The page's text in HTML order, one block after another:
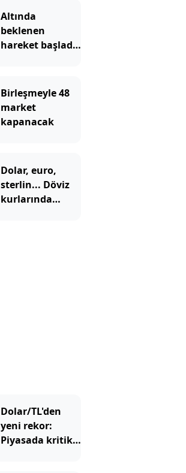
Altında
beklenen
hareket başladı!
Birleşmeyle 48
market
kapanacak
Dolar, euro,
sterlin... Döviz
kurlarında
Dolar/TL'den
yeni rekor:
Piyasada kritik